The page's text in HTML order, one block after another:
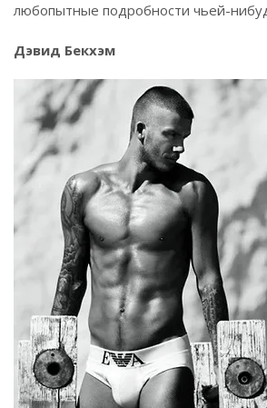
любопытные подробности чьей-
Дэвид Бекхэм